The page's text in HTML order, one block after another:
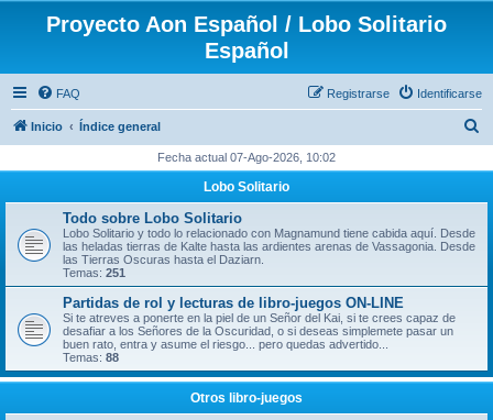
Proyecto Aon Español / Lobo Solitario
Español
FAQ Identificarse
Registrarse
Inicio Índice general
c
Fecha actual 07-Ago-2026, 10:02
Lobo Solitario
Todo sobre Lobo Solitario
Lobo Solitario y todo lo relacionado con Magnamund tiene cabida aquí. Desde
las heladas tierras de Kalte hasta las ardientes arenas de Vassagonia. Desde
las Tierras Oscuras hasta el Daziarn.
Temas: 251
Partidas de rol y lecturas de libro-juegos ON-LINE
Si te atreves a ponerte en la piel de un Señor del Kai, si te crees capaz de
desafiar a los Señores de la Oscuridad, o si deseas simplemete pasar un
buen rato, entra y asume el riesgo... pero quedas advertido...
Temas: 88
Otros libro-juegos